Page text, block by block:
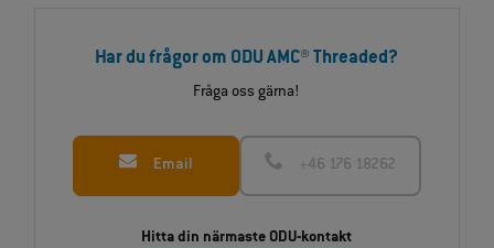
Har du frågor om ODU AMC® Threaded?
Fråga oss gärna!
Email +46 176 18262
Hitta din närmaste ODU‑kontakt